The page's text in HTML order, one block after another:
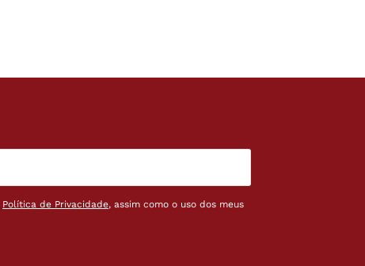
Política de Privacidade, assim como o uso dos meus